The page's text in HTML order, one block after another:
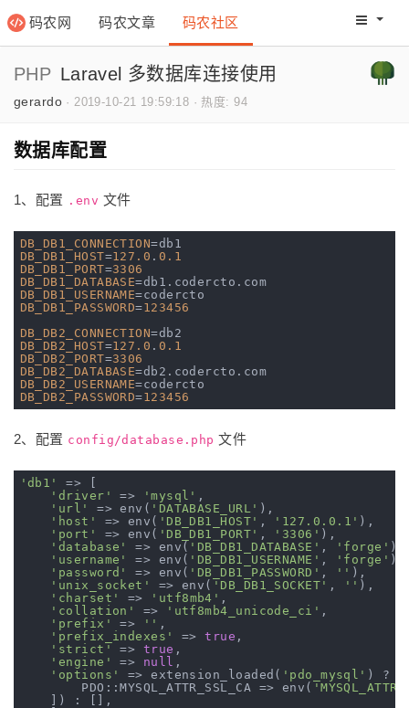
码农网 码农文章 码农社区 码农网
PHP Laravel 多数据库连接使用
gerardo ·2019-10-21 19:59:18 · 热度: 94
数据库配置
1、配置 .env 文件
DB_DB1_CONNECTION
DB_DB1_HOST=127.0 . 0.1
DB_DB1_PORT=3306
DB_DB1_DATABASE
=db1.codercto.com
DB_DB1_USERNAME
DB_DB1_PASSWORD=123456
DB_DB2_CONNECTION
DB_DB2_HOST=127.0 . 0.1
DB_DB2_PORT=3306
DB_DB2_DATABASE
=db2.codercto.com
DB_DB2_USERNAME
DB_DB2_PASSWORD=123456
2、配置 config/database.php 文件
'db1'
=> [
'driver'
=> 'mysql' ,
'url'
=> env( 'DATABASE_URL' ),
'host'
=> env( 'DB_DB1_HOST' , '127.0.0.1' ),
'port'
=> env( 'DB_DB1_PORT' , '3306' ),
'database'
=> env( 'DB_DB1_DATABASE' , 'forge' ),
'username'
=> env( 'DB_DB1_USERNAME' , 'forge' ),
'password'
=> env( 'DB_DB1_PASSWORD' , '' ),
'unix_socket'
=> env( 'DB_DB1_SOCKET' , '' ),
'charset'
=> 'utf8mb4' ,
'collation'
=> 'utf8mb4_unicode_ci' ,
'prefix'
=> '' ,
'prefix_indexes'
=> true ,
'strict'
=> true ,
'engine'
=> null ,
'options'
=> extension_loaded( 'pdo_mysql' ) ?
        PDO::MYSQL_ATTR_SSL_CA => env(
    ]) : [],